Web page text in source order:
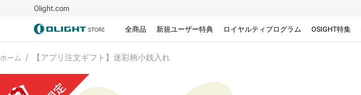
Olight.com
全商品 新規ユーザー特典 ロイヤルティプログラム OSIGHT特集
ホーム / 【アプリ注文ギフト】迷彩柄小銭入れ